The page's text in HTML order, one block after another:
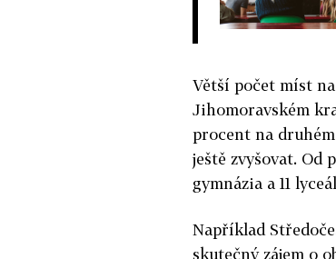
Větší počet míst
Jihomoravském
procent na
ještě zvyšovat.
gymnázia a 11
Například
skutečný zájem o